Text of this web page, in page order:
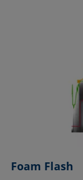
Foam Flash